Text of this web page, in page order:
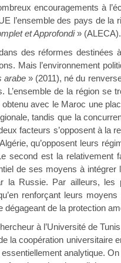
encouragements à
l’ensemble des pays de
et Approfondi» (ALECA).
des réformes
Mais l’environnement
arabe» (2011), né du
L’ensemble de la région se
avec le Maroc une
tandis que la
facteurs s’opposent à la
qu’opposent leurs
second est la relativement
de ses moyens à
la Russie. Par ailleurs,
renforçant leurs
de la protection
à l’Université de
la coopération universitaire
analytique.